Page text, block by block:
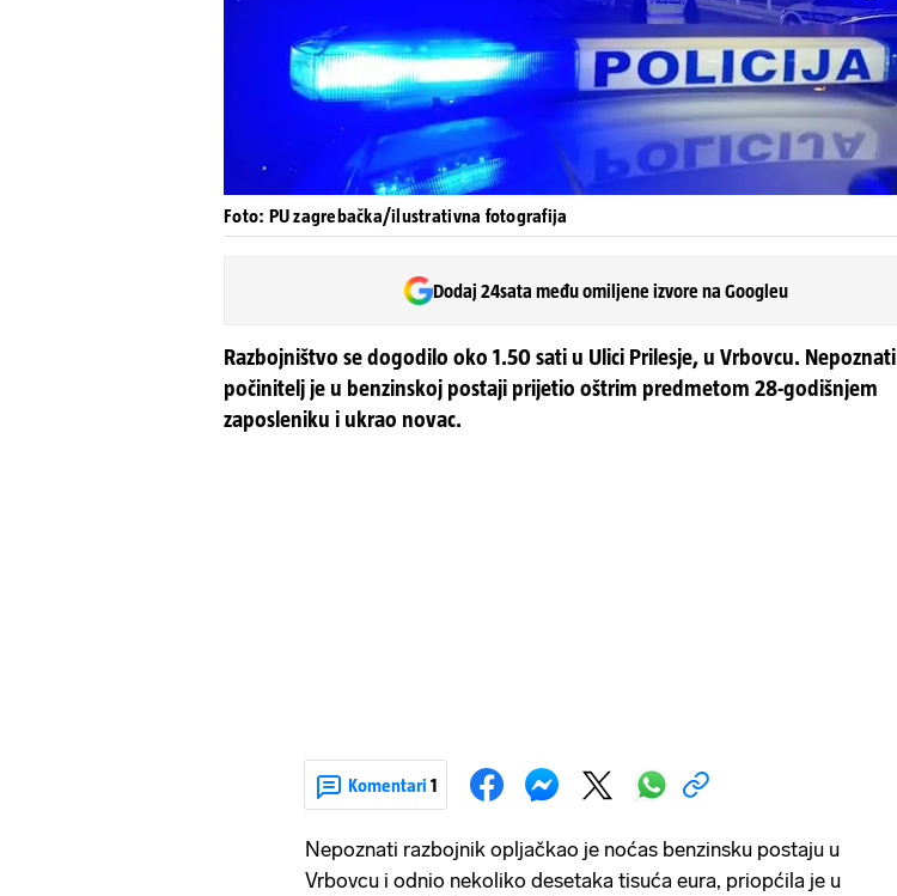
Foto: PU zagrebačka/ilustrativna fotografija
Dodaj 24sata među omiljene izvore na Googleu
Razbojništvo se dogodilo oko 1.50 sati u Ulici Prilesje, u Vrbovcu. Nepoznati
počinitelj je u benzinskoj postaji prijetio oštrim predmetom 28-godišnjem
zaposleniku i ukrao novac.
Komentari 1
Nepoznati razbojnik opljačkao je noćas benzinsku postaju u
Vrbovcu i odnio nekoliko desetaka tisuća eura, priopćila je u